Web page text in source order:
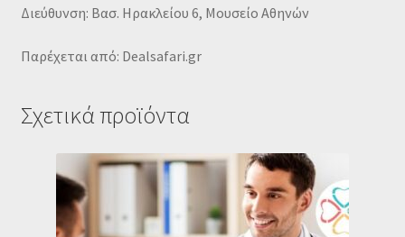
Διεύθυνση: Βασ. Ηρακλείου 6, Μουσείο Αθηνών
Παρέχεται από: Dealsafari.gr
Σχετικά προϊόντα